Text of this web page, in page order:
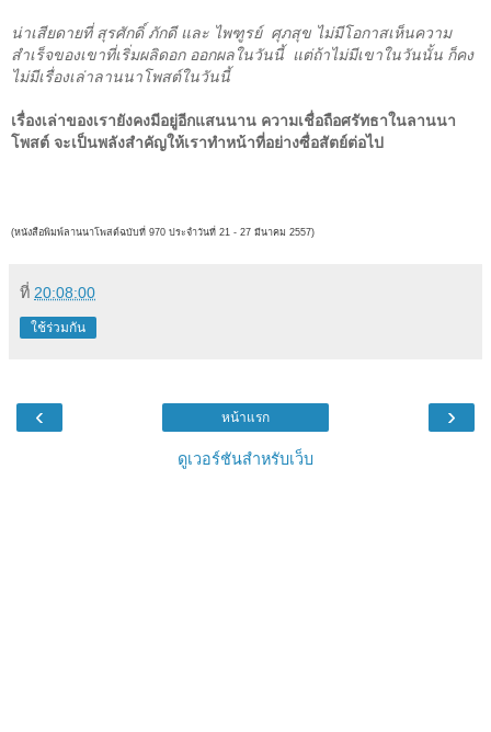
น่าเสียดายที่ สุรศักดิ์ ภักดี และ ไพฑูรย์ ศุภสุข ไม่มีโอกาสเห็นความ
สำเร็จของเขาที่เริ่มผลิดอก ออกผลในวันนี้ แต่ถ้าไม่มีเขาในวันนั้น ก็คง
ไม่มีเรื่องเล่าลานนาโพสต์ในวันนี้
เรื่องเล่าของเรายังคงมีอยู่อีกแสนนาน ความเชื่อถือศรัทธาในลานนา
โพสต์ จะเป็นพลังสำคัญให้เราทำหน้าที่อย่างซื่อสัตย์ต่อไป
(หนังสือพิมพ์ลานนาโพสต์ฉบับที่ 970 ประจำวันที่ 21 - 27 มีนาคม 2557)
ที่ 20:08:00
ใช้ร่วมกัน
‹ ›
หน้าแรก
ดูเวอร์ชันสำหรับเว็บ